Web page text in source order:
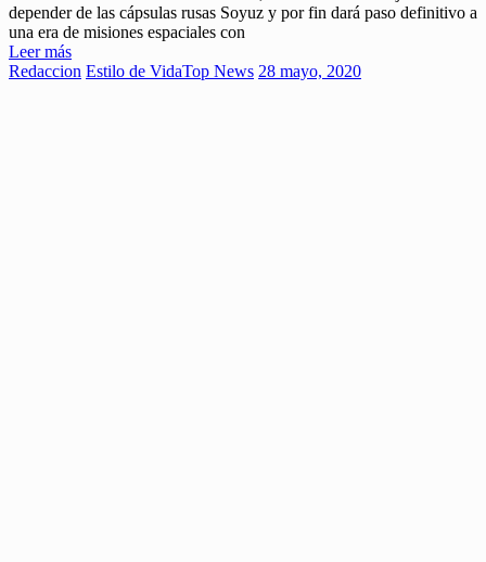
depender de las cápsulas rusas Soyuz y por fin dará paso definitivo a
una era de misiones espaciales con
Leer más
Redaccion Estilo de VidaTop News 28 mayo, 2020